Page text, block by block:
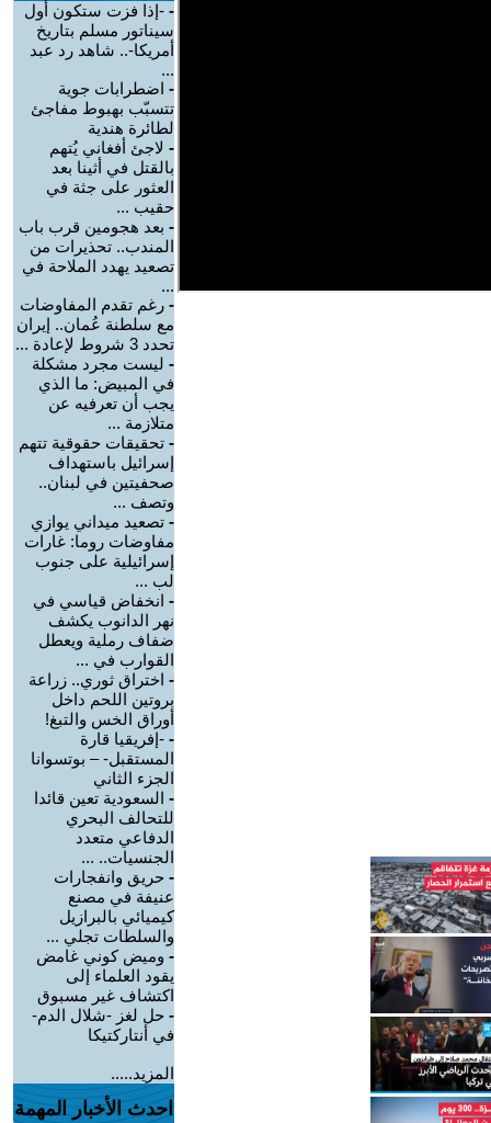
- -إذا فزت ستكون أول
سيناتور مسلم بتاريخ
أمريكا-.. شاهد رد عبد
...
- اضطرابات جوية
تتسبّب بهبوط مفاجئ
لطائرة هندية
- لاجئ أفغاني يُتهم
بالقتل في أثينا بعد
العثور على جثة في
حقيب ...
- بعد هجومين قرب باب
المندب.. تحذيرات من
تصعيد يهدد الملاحة في
...
- رغم تقدم المفاوضات
مع سلطنة عُمان.. إيران
تحدد 3 شروط لإعادة ...
- ليست مجرد مشكلة
في المبيض: ما الذي
يجب أن تعرفيه عن
متلازمة ...
- تحقيقات حقوقية تتهم
إسرائيل باستهداف
صحفيتين في لبنان..
وتصف ...
- تصعيد ميداني يوازي
مفاوضات روما: غارات
إسرائيلية على جنوب
لب ...
- انخفاض قياسي في
نهر الدانوب يكشف
ضفاف رملية ويعطل
القوارب في ...
- اختراق ثوري.. زراعة
بروتين اللحم داخل
أوراق الخس والتبغ!
- -إفريقيا قارة
المستقبل- – بوتسوانا
الجزء الثاني
- السعودية تعين قائدا
للتحالف البحري
الدفاعي متعدد
الجنسيات.. ...
- حريق وانفجارات
عنيفة في مصنع
كيميائي بالبرازيل
والسلطات تجلي ...
- وميض كوني غامض
يقود العلماء إلى
اكتشاف غير مسبوق
- حل لغز -شلال الدم-
في أنتاركتيكا
المزيد.....
احدث الأخبار المهمة